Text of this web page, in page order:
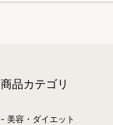
商品カテゴリ
美容・ダイエット